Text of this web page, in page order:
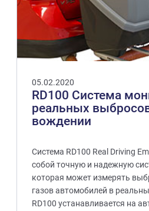
05.02.2020
RD100 Система
реальных
вождении
Система RD100 Real Driving
собой точную и надежную
которая может измерять
газов автомобилей в
RD100 устанавливается на